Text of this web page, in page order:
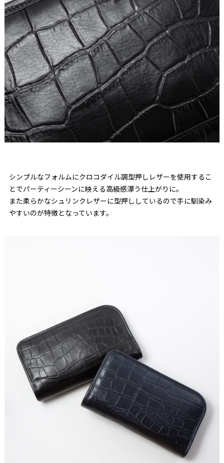
シンプルなフォルムにクロコダイル調型押しレザーを使用するこ
とでパーティーシーンに映える高級感漂う仕上がりに。
また柔らかなシュリンクレザーに型押ししているので手に馴染み
やすいのが特徴となっています。